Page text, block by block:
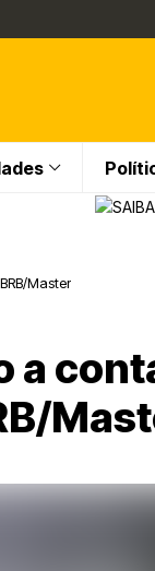
Master
a